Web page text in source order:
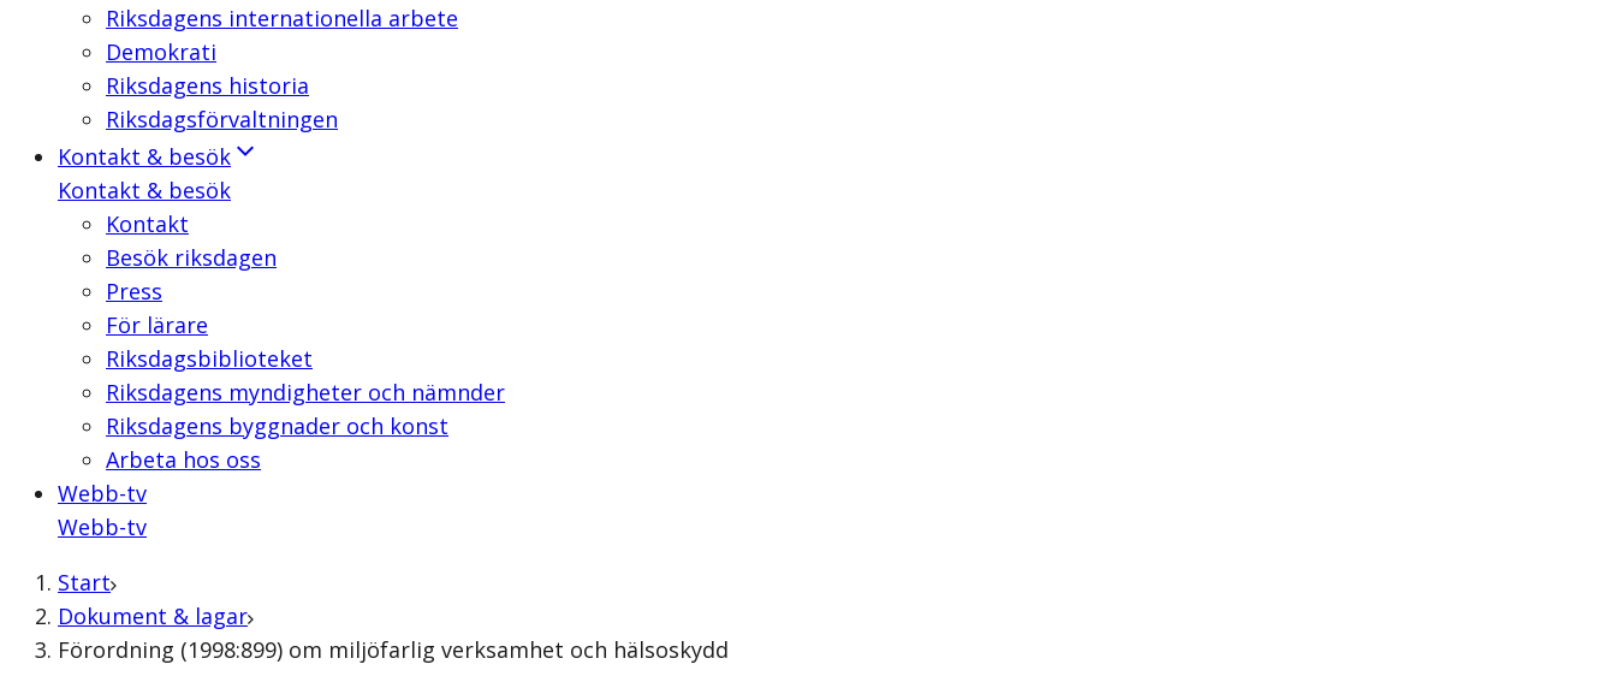
Riksdagens internationella arbete
Demokrati
Riksdagens historia
Riksdagsförvaltningen
Kontakt & besök
Kontakt & besök
Kontakt
Besök riksdagen
Press
För lärare
Riksdagsbiblioteket
Riksdagens myndigheter och nämnder
Riksdagens byggnader och konst
Arbeta hos oss
Webb-tv
Webb-tv
Start
Dokument & lagar
Förordning (1998:899) om miljöfarlig verksamhet och hälsoskydd